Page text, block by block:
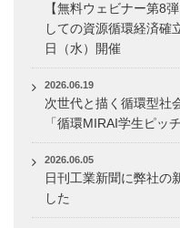
【無料ウェビナー第8
しての資源循環経済確
日（水）開催
2026.06.19
次世代と描く循環型社
「循環MIRAI学生ピッ
2026.06.05
日刊工業新聞に弊社の
した